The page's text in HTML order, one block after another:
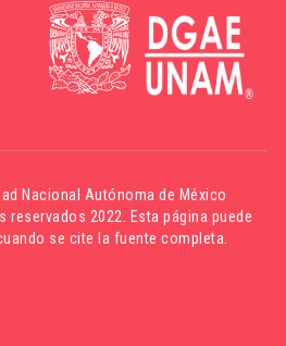
Nacional Autónoma de México
reservados 2022. Esta página puede
se cite la fuente completa.